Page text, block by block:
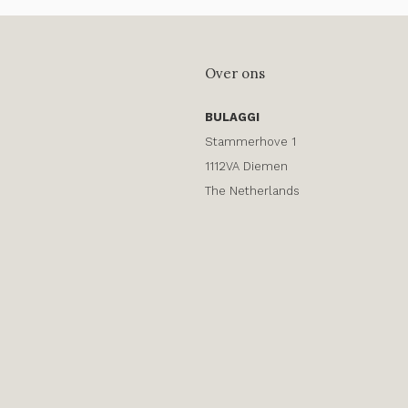
Over ons
BULAGGI
Stammerhove 1
1112VA Diemen
The Netherlands